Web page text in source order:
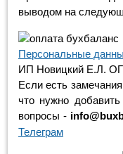
выводом на
Персональные
ИП Новицкий Е.Л.
Если есть
что нужно
вопросы -
Телеграм